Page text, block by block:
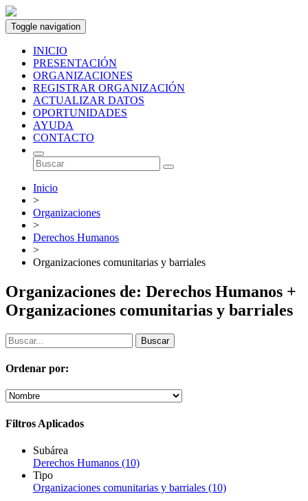
Toggle navigation
INICIO
PRESENTACIÓN
ORGANIZACIONES
REGISTRAR ORGANIZACIÓN
ACTUALIZAR DATOS
OPORTUNIDADES
AYUDA
CONTACTO
Inicio
>
Organizaciones
>
Derechos Humanos
>
Organizaciones comunitarias y barriales
Organizaciones de: Derechos Humanos +
Organizaciones comunitarias y barriales
Ordenar por:
Filtros Aplicados
Subárea
Derechos Humanos (10)
Tipo
Organizaciones comunitarias y barriales (10)